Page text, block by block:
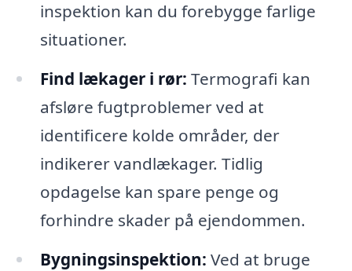
inspektion kan du forebygge farlige
situationer.
Find lækager i rør: Termografi kan
afsløre fugtproblemer ved at
identificere kolde områder, der
indikerer vandlækager. Tidlig
opdagelse kan spare penge og
forhindre skader på ejendommen.
Bygningsinspektion: Ved at bruge